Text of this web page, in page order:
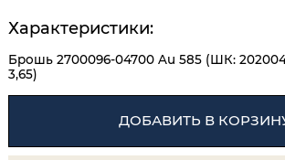
Характеристики:
Брошь 2700096-04700 Au 585 (ШК:
3,65)
ДОБАВИТЬ В